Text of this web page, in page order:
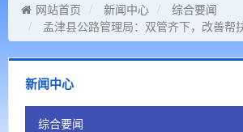
网站首页
新闻中心
综合要闻
孟津县公路管理局：双管齐下，改善帮
新闻中心
综合要闻